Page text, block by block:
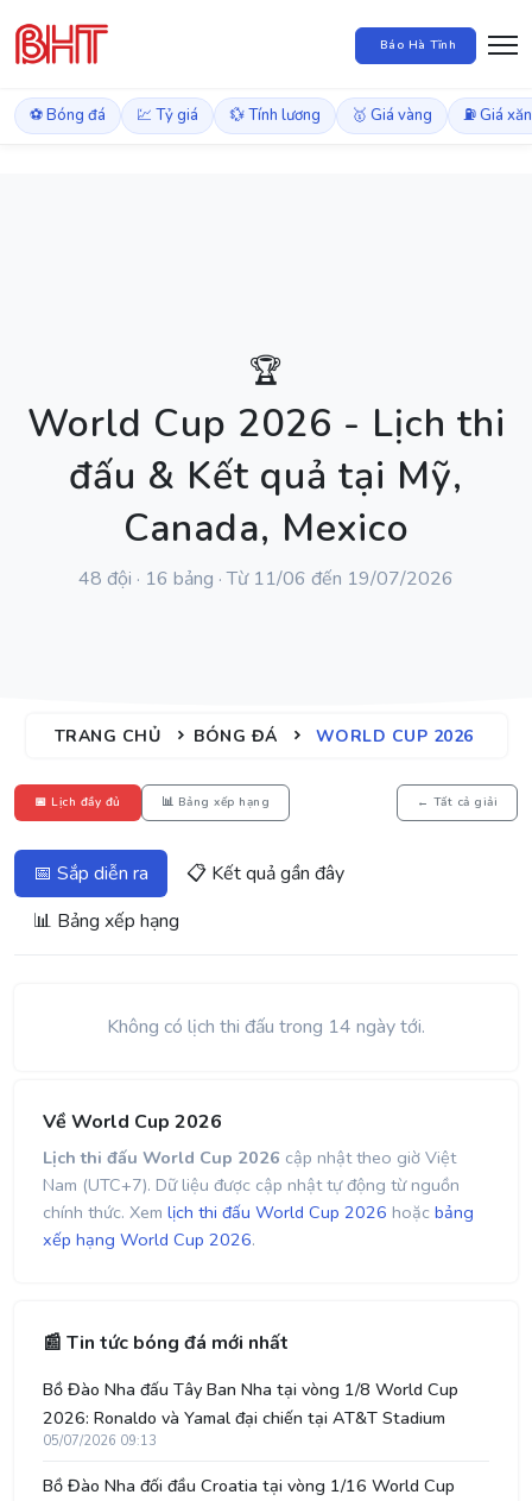
Báo Hà Tĩnh
⚽ Bóng đá 💹 Tỷ giá 💱 Tính lương 🥇 Giá vàng ⛽ Giá
🏆
World Cup 2026 - Lịch thi
đấu & Kết quả tại Mỹ,
Canada, Mexico
48 đội · 16 bảng · Từ 11/06 đến 19/07/2026
TRANG CHỦ BÓNG ĐÁ WORLD CUP 2026
📅 Lịch đầy đủ 📊 Bảng xếp hạng ← Tất cả giải
📅 Sắp diễn ra
📋 Kết quả gần đây
📊 Bảng xếp hạng
Không có lịch thi đấu trong 14 ngày tới.
Về World Cup 2026
Lịch thi đấu World Cup 2026 cập nhật theo giờ Việt
Nam (UTC+7). Dữ liệu được cập nhật tự động từ nguồn
chính thức. Xem lịch thi đấu World Cup 2026 hoặc bảng
xếp hạng World Cup 2026.
📰 Tin tức bóng đá mới nhất
Bồ Đào Nha đấu Tây Ban Nha tại vòng 1/8 World Cup
2026: Ronaldo và Yamal đại chiến tại AT&T Stadium
05/07/2026 09:13
Bồ Đào Nha đối đầu Croatia tại vòng 1/16 World Cup